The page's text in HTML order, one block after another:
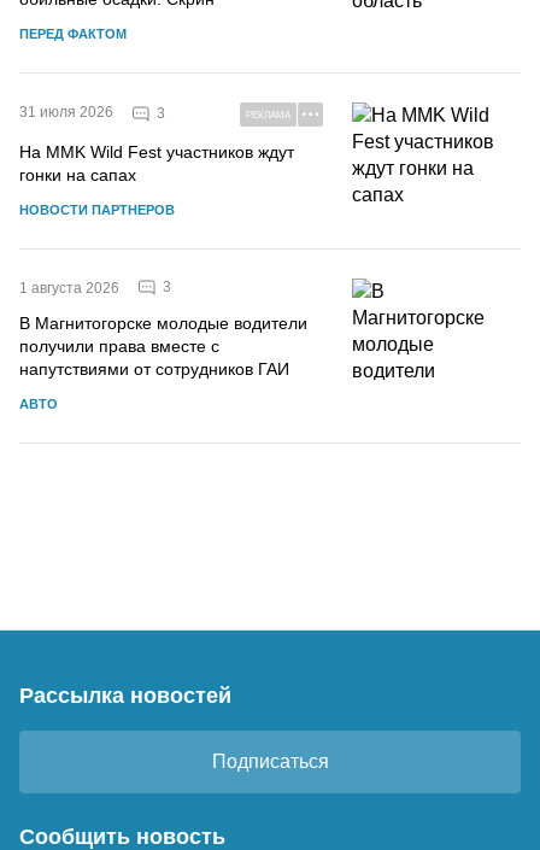
ПЕРЕД ФАКТОМ
31 июля 2026 3 РЕКЛАМА
На MMK Wild Fest участников ждут
гонки на сапах
НОВОСТИ ПАРТНЕРОВ
1 августа 2026 3
В Магнитогорске молодые водители
получили права вместе с
напутствиями от сотрудников ГАИ
АВТО
Рассылка новостей
Подписаться
Сообщить новость